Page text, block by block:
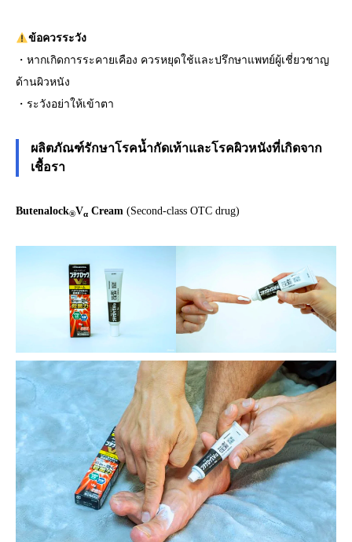
ข้อควรระวัง
・หากเกิดการระคายเคือง ควรหยุดใช้และปรึกษาแพทย์ผู้เชี่ยวชาญ
ด้านผิวหนัง
・ระวังอย่าให้เข้าตา
ผลิตภัณฑ์รักษาโรคน้ำกัดเท้าและโรคผิวหนังที่เกิดจาก
เชื้อรา
Butenalock®Vα Cream (Second-class OTC drug)